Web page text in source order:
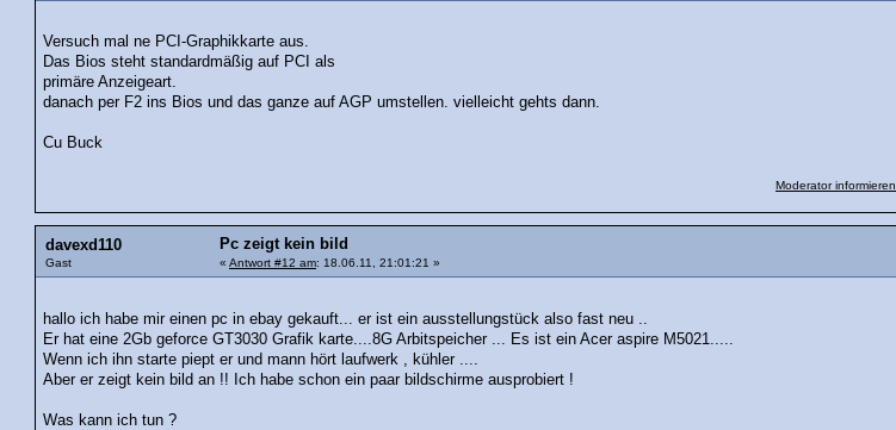
Versuch mal ne PCI-Graphikkarte aus.
Das Bios steht standardmäßig auf PCI als
primäre Anzeigeart.
danach per F2 ins Bios und das ganze auf AGP umstellen. vielleicht gehts dann.
Cu Buck
Moderator informieren
davexd110
Gast
Pc zeigt kein bild
« Antwort #12 am: 18.06.11, 21:01:21 »
hallo ich habe mir einen pc in ebay gekauft... er ist ein ausstellungstück also fast neu ..
Er hat eine 2Gb geforce GT3030 Grafik karte....8G Arbitspeicher ... Es ist ein Acer aspire M5021.....
Wenn ich ihn starte piept er und mann hört laufwerk , kühler ....
Aber er zeigt kein bild an !! Ich habe schon ein paar bildschirme ausprobiert !
Was kann ich tun ?